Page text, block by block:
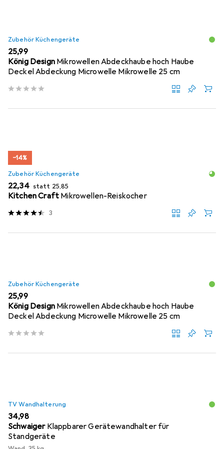
Zubehör Küchengeräte
EUR
25,99
König Design Mikrowellen Abdeckhaube hoch Haube
Deckel Abdeckung Microwelle Mikrowelle 25 cm
−14%
Zubehör Küchengeräte
EUR
22,34 statt EUR
25,85
Kitchen Craft Mikrowellen-Reiskocher
3
Zubehör Küchengeräte
EUR
25,99
König Design Mikrowellen Abdeckhaube hoch Haube
Deckel Abdeckung Microwelle Mikrowelle 25 cm
TV Wandhalterung
EUR
34,98
Schwaiger Klappbarer Gerätewandhalter für
Standgeräte